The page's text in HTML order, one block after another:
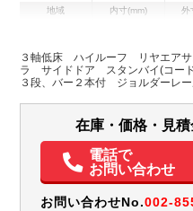
地域 内寸(mm)
H:2,400
外
パワステ
バックモニター
取扱説明書（一部含
Sリミッタ
３軸低床 ハイルーフ リヤエア
ラ サイドドア スタンバイ(コー
３段、バー２本付 ジョルダーレ
ート長1550㎜ 有効長1440㎜ ラ
補助 車線逸脱警報 衝突被害
在庫・価格・見
電話で
お問い合わせ
お問い合わせNo.002-